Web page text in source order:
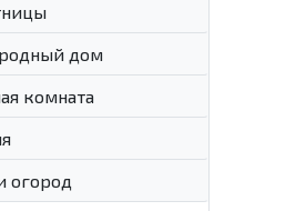
дом
комната
огород